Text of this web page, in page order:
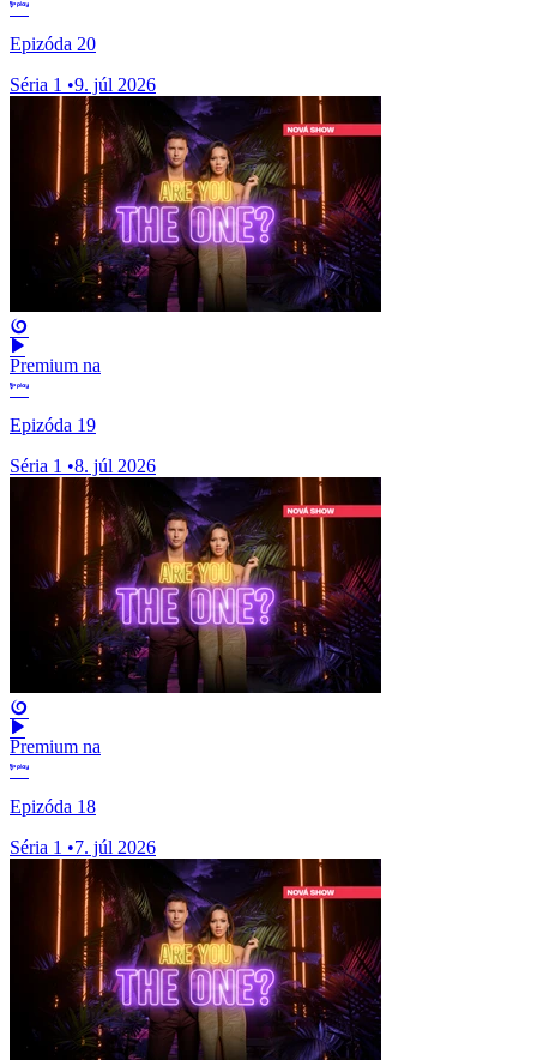
Epizóda 20
Séria 1 •9. júl 2026
Premium na
Epizóda 19
Séria 1 •8. júl 2026
Premium na
Epizóda 18
Séria 1 •7. júl 2026